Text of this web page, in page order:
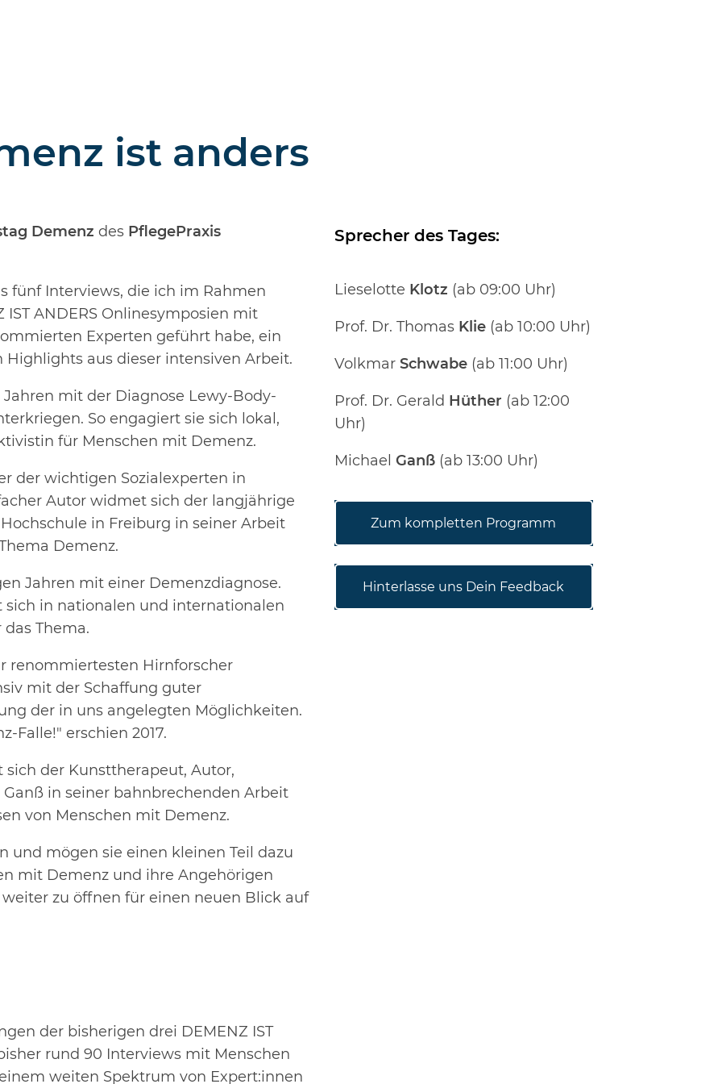
ist anders
Demenz des PflegePraxis
fünf Interviews, die ich im Rahmen
ANDERS Onlinesymposien mit
Experten geführt habe, ein
aus dieser intensiven Arbeit.
mit der Diagnose Lewy-Body-
So engagiert sie sich lokal,
für Menschen mit Demenz.
der wichtigen Sozialexperten in
Autor widmet sich der langjährige
in Freiburg in seiner Arbeit
Demenz.
Jahren mit einer Demenzdiagnose.
in nationalen und internationalen
Thema.
renommiertesten Hirnforscher
mit der Schaffung guter
der in uns angelegten Möglichkeiten.
Falle!" erschien 2017.
der Kunsttherapeut, Autor,
in seiner bahnbrechenden Arbeit
von Menschen mit Demenz.
und mögen sie einen kleinen Teil dazu
mit Demenz und ihre Angehörigen
zu öffnen für einen neuen Blick auf
der bisherigen drei DEMENZ IST
rund 90 Interviews mit Menschen
weiten Spektrum von Expert:innen
Sprecher des Tages:
Lieselotte Klotz (ab 09:00 Uhr)
Prof. Dr. Thomas Klie(ab 10:00 Uhr)
Volkmar Schwabe(ab 11:00 Uhr)
Prof. Dr. Gerald Hüther (ab 12:00
Uhr)
Michael Ganß(ab 13:00 Uhr)
Zum kompletten Programm
Hinterlasse uns Dein Feedback